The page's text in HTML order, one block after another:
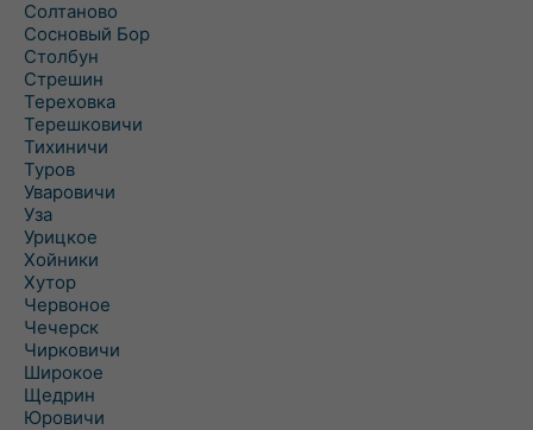
Солтаново
Сосновый Бор
Столбун
Стрешин
Тереховка
Терешковичи
Тихиничи
Туров
Уваровичи
Уза
Урицкое
Хойники
Хутор
Червоное
Чечерск
Чирковичи
Широкое
Щедрин
Юровичи